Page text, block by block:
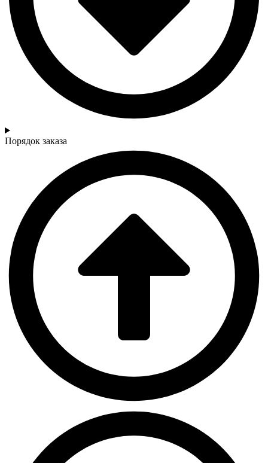
Порядок заказа